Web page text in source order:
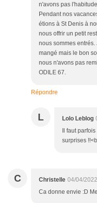
n'avons pas
Pendant nos
étions à St Denis à
nous offrir un petit
nous sommes
mangé mais le bon
nous n'avons pas
ODILE 67.
Répondre
L Lolo Leblog
Il faut
surprises
C Christelle 04/04/
Ca donne envie :D